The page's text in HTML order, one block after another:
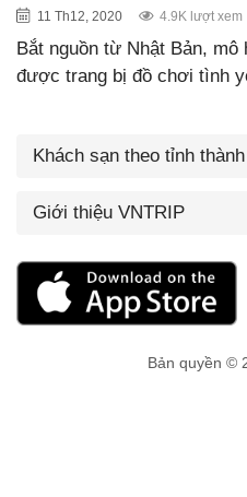
11 Th12, 2020 4.9K lượt xem
Bắt nguồn từ Nhật Bản,
được trang bị đồ chơi tình
Khách sạn theo tỉnh thành
Giới thiệu VNTRIP
Bản quyền ©